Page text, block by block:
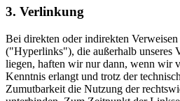
3. Verlinkung
Bei direkten oder indirekten
("Hyperlinks"), die außerhalb unseres
liegen, haften wir nur dann, wenn wir
Kenntnis erlangt und trotz der
Zumutbarkeit die Nutzung der